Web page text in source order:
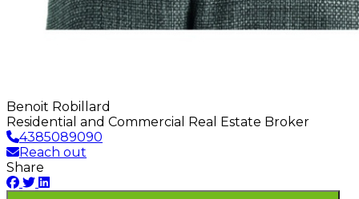
Benoit Robillard
Residential and Commercial Real Estate Broker
4385089090
Reach out
Share